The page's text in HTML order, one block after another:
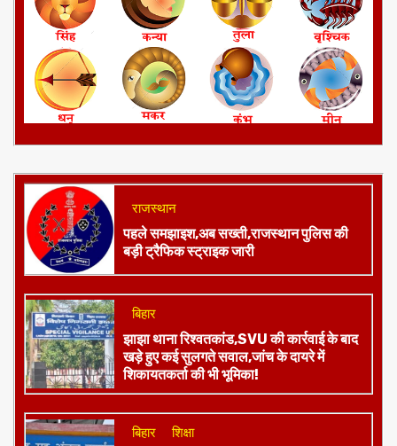
राजस्थान
पहले समझाइश,अब सख्ती,राजस्थान पुलिस की
बड़ी ट्रैफिक स्ट्राइक जारी
बिहार
झाझा थाना रिश्वतकांड,SVU की कार्रवाई के बाद
खड़े हुए कई सुलगते सवाल,जांच के दायरे में
शिकायतकर्ता की भी भूमिका!
बिहार शिक्षा